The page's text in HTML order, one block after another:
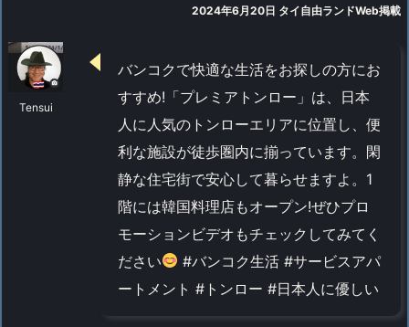
2024年6月20日 タイ自由ランドWeb掲載
Tensui
バンコクで快適な生活をお探しの方にお
すすめ!「プレミアトンロー」は、日本
人に人気のトンローエリアに位置し、便
利な施設が徒歩圏内に揃っています。閑
静な住宅街で安心して暮らせますよ。1
階には韓国料理店もオープン!ぜひプロ
モーションビデオもチェックしてみてく
ださい
#バンコク生活 #サービスアパ
ートメント #トンロー #日本人に優しい